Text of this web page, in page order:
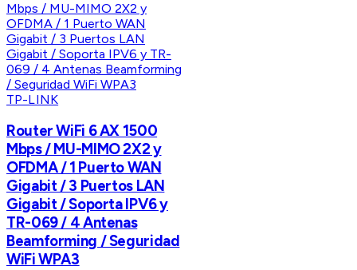
TP-LINK
Router WiFi 6 AX 1500
Mbps / MU-MIMO 2X2 y
OFDMA / 1 Puerto WAN
Gigabit / 3 Puertos LAN
Gigabit / Soporta IPV6 y
TR-069 / 4 Antenas
Beamforming / Seguridad
WiFi WPA3